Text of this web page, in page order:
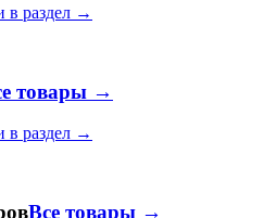
в раздел →
товары →
в раздел →
Все товары →